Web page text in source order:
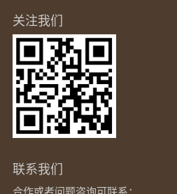
关注我们
联系我们
合作或者问题咨询可联系：